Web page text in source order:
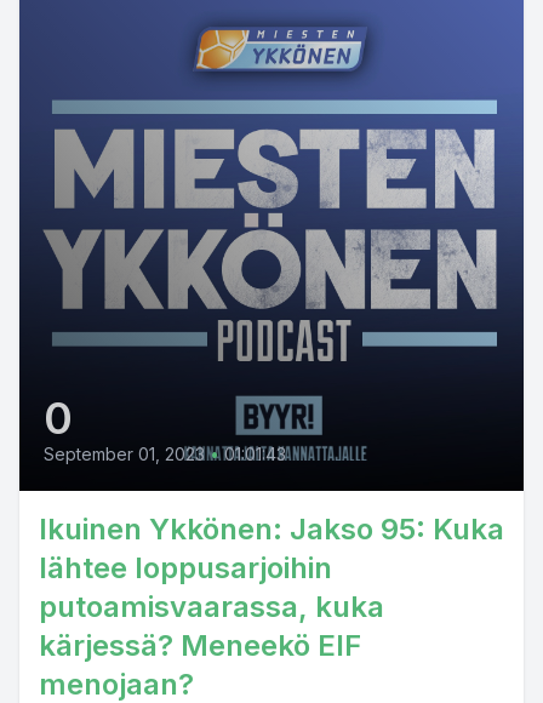
0
September 01, 2023 • 01:01:43
Ikuinen Ykkönen: Jakso 95: Kuka
lähtee loppusarjoihin
putoamisvaarassa, kuka
kärjessä? Meneekö EIF
menojaan?